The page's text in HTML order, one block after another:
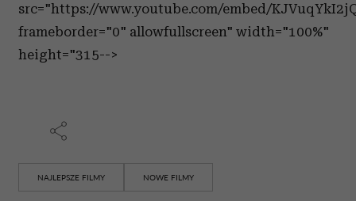
src="https://www.youtube.com/embed/
frameborder="0" allowfullscreen" width="100%"
height="315-->
NAJLEPSZE FILMY NOWE FILMY